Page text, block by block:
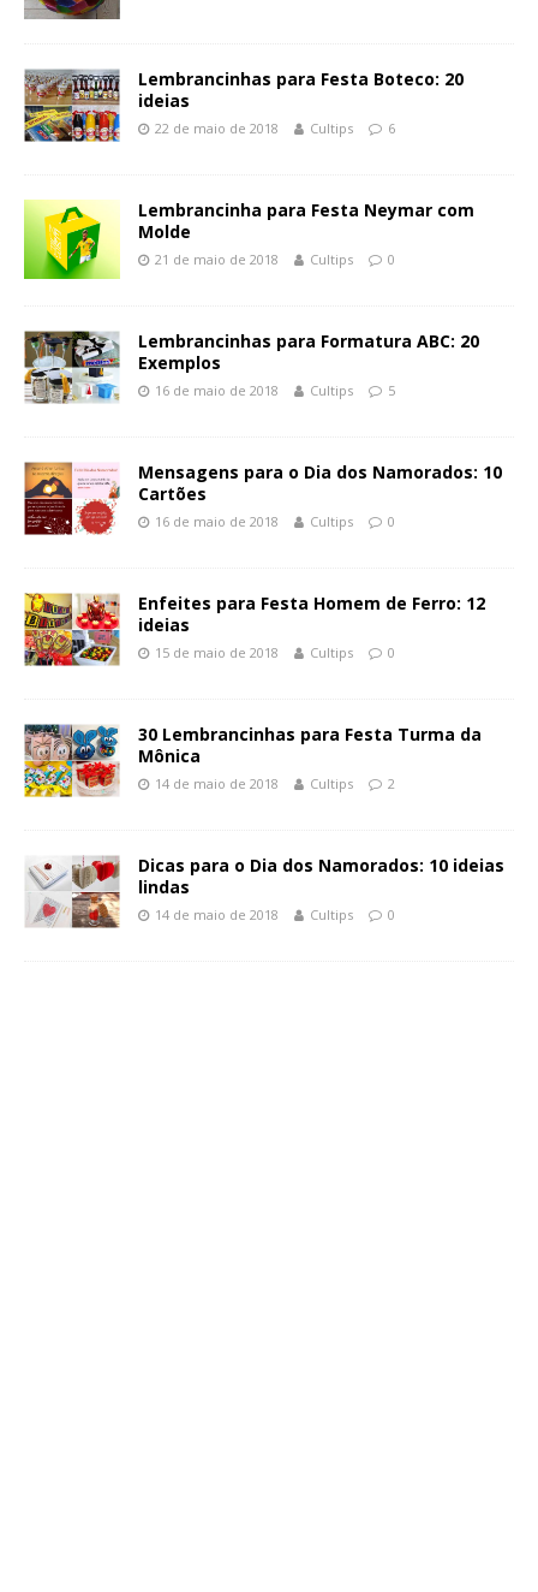
Lembrancinhas para Festa Boteco: 20
ideias
22 de maio de 2018 Cultips 6
Lembrancinha para Festa Neymar com
Molde
21 de maio de 2018 Cultips 0
Lembrancinhas para Formatura ABC: 20
Exemplos
16 de maio de 2018 Cultips 5
Mensagens para o Dia dos Namorados: 10
Cartões
16 de maio de 2018 Cultips 0
Enfeites para Festa Homem de Ferro: 12
ideias
15 de maio de 2018 Cultips 0
30 Lembrancinhas para Festa Turma da
Mônica
14 de maio de 2018 Cultips 2
Dicas para o Dia dos Namorados: 10 ideias
lindas
14 de maio de 2018 Cultips 0